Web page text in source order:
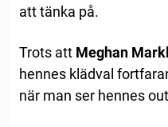
att tänka på.
Trots att Meghan
hennes klädval
när man ser hennes